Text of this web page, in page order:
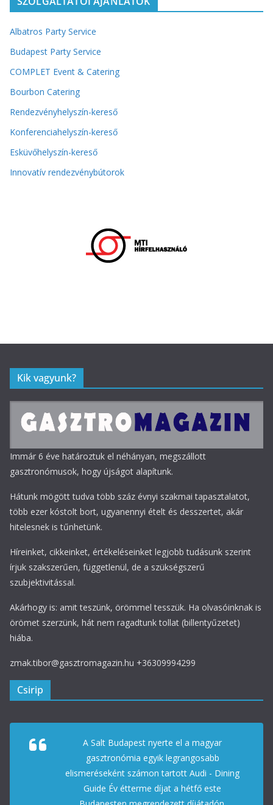
Albatros Party Service
Budapest Party Service
COMPLET Event & Catering
Bourbon Catering
Rendezvényhelyszín-kereső
Konferenciahelyszín-kereső
Esküvőhelyszín-kereső
Innovatív rendezvénybútorok
Kik vagyunk?
Immár 6 éve határoztuk el néhányan, megszállott
gasztronómusok, hogy újságot alapítunk.
Hátunk mögött tudva több száz évnyi szakmai tapasztalatot,
több ezer kóstolt bort, ugyanennyi ételt és desszertet, akár
hitelesnek is tűnhetünk.
Híreinket, cikkeinket, értékeléseinket legjobb tudásunk szerint
írjuk szakszerűen, függetlenül, de a szükségszerű
szubjektivitással.
Akárhogy is: amit teszünk, örömmel tesszük. Ha olvasóinknak is
örömet szerzünk, hát nem ragadtunk tollat (billentyűzetet)
hiába.
zmak.tibor@gasztromagazin.hu +36309994299
Csirip
A Salt Budapest nyerte el a magyar
gasztronómia egyik legrangosabb
elismeréseként számon tartott Audi - Dining
Guide Év étterme díjat a hétfő este